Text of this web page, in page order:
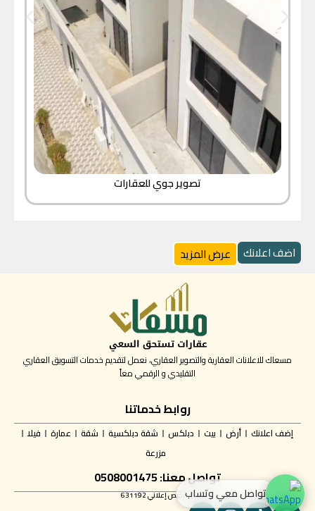
تصوير جوي للعقارات
اضف اعلانك عرض المزيد
مسعاك للاعلانات العقارية والتصوير العقاري، نعمل لتقديم خدمات التسويق العقاري
التقليدي و الرقمي معاً
روابط خدماتنا
إضف اعلانك أرض بيت دبلكس شقة دبلكسية شقة عمارة
فيلا
مزرعة
تواصل معنا: 0508001475
✅ ترخيص إعلاني 631192تواصل معي وتساب